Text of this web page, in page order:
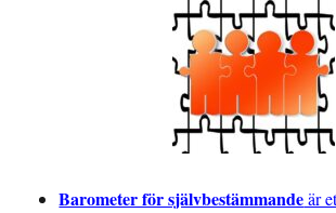
Barometer för självbestämmandeär